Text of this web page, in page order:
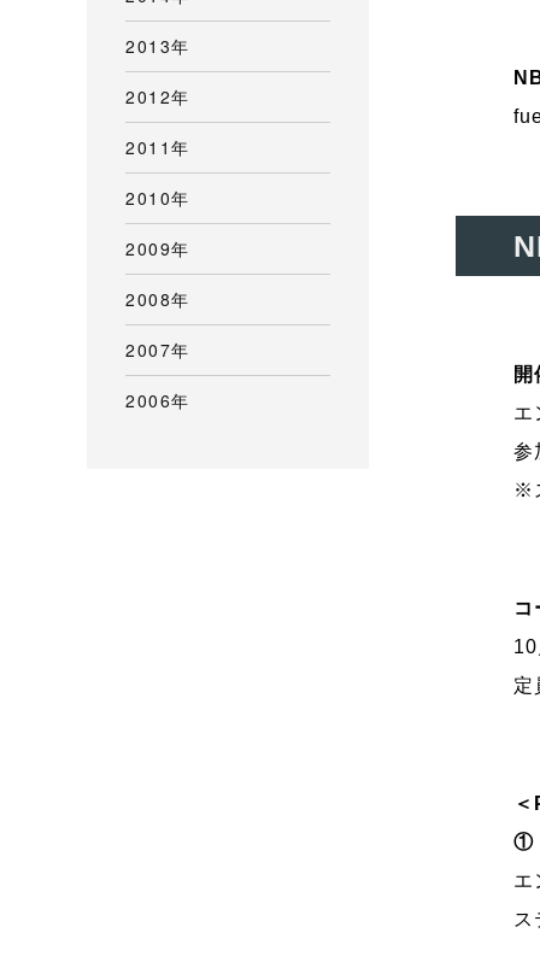
エ
参
※
定
①
エ
ス
2013年
2012年
2011年
2010年
2009年
2008年
2007年
2006年